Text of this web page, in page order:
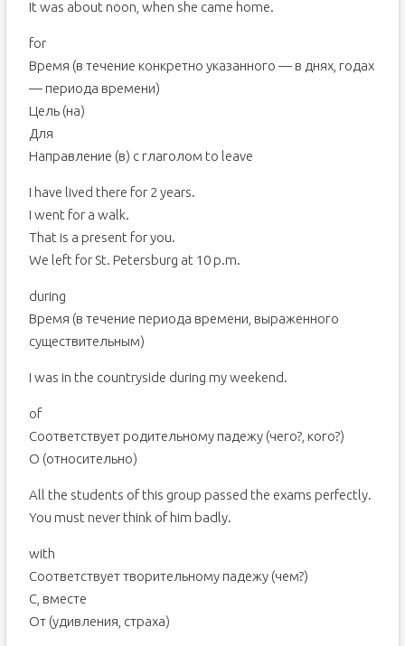
It was about noon, when she came home.
for
Время (в течение конкретно указанного — в днях, годах
— периода времени)
Цель (на)
Для
Направление (в) с глаголом to leave
I have lived there for 2 years.
I went for a walk.
That is a present for you.
We left for St. Petersburg at 10 p.m.
during
Время (в течение периода времени, выраженного
существительным)
I was in the countryside during my weekend.
of
Соответствует родительному падежу (чего?, кого?)
О (относительно)
All the students of this group passed the exams perfectly.
You must never think of him badly.
with
Соответствует творительному падежу (чем?)
С, вместе
От (удивления, страха)